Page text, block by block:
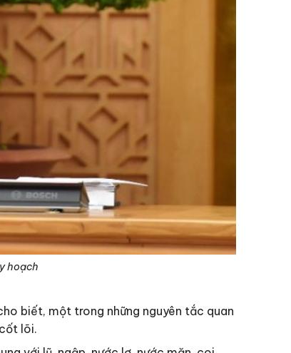
hoạch
biết, một trong những nguyên tắc quan
lõi.